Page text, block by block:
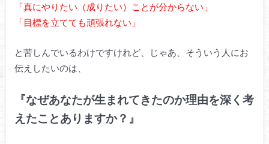
「真にやりたい（成りたい）ことが分からない」
「目標を立てても頑張れない」
と苦しんでいるわけですけれど、じゃあ、そういう人にお
伝えしたいのは、
『なぜあなたが生まれてきたのか理由を深く考
えたことありますか？』